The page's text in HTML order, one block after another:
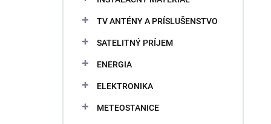
TV ANTÉNY A PRÍSLUŠENSTVO
SATELITNÝ PRÍJEM
ENERGIA
ELEKTRONIKA
METEOSTANICE